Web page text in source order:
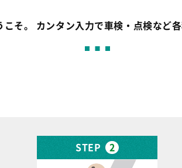
そ。 カンタン入力で車検・点検など
STEP 2